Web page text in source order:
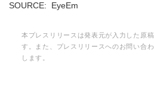
SOURCE: EyeEm
本プレスリリースは発表元が入力した原
す。また、プレスリリースへのお問い合
します。